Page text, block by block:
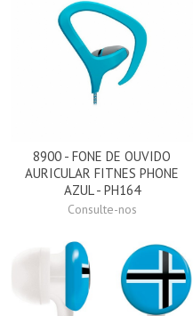
8900 - FONE DE OUVIDO
AURICULAR FITNES PHONE
AZUL - PH164
Consulte-nos